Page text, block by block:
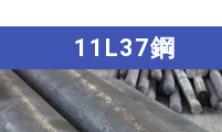
11L37鋼